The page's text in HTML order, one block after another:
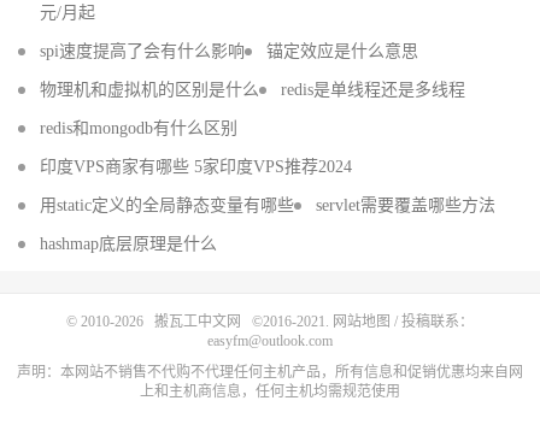
元/月起
spi速度提高了会有什么影响 锚定效应是什么意思
物理机和虚拟机的区别是什么 redis是单线程还是多线程
redis和mongodb有什么区别
印度VPS商家有哪些 5家印度VPS推荐2024
用static定义的全局静态变量有哪些 servlet需要覆盖哪些方法
hashmap底层原理是什么
© 2010-2026 搬瓦工中文网 ©2016-2021. 网站地图 / 投稿联系：
easyfm@outlook.com
声明：本网站不销售不代购不代理任何主机产品，所有信息和促销优惠均来自网
上和主机商信息，任何主机均需规范使用